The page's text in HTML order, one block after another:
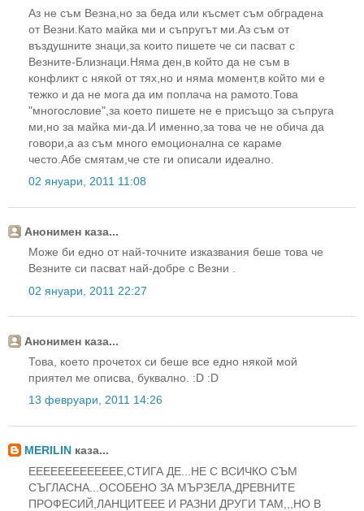
Аз не съм Везна,но за беда или късмет съм обградена
от Везни.Като майка ми и съпругът ми.Аз съм от
въздушните знаци,за които пишете че си пасват с
Везните-Близнаци.Няма ден,в който да не съм в
конфликт с някой от тях,но и няма момент,в който ми е
тежко и да не мога да им поплача на рамото.Това
"многословие",за което пишете не е присъщо за съпруга
ми,но за майка ми-да.И именно,за това че не обича да
говори,а аз съм много емоционална се караме
често.Абе смятам,че сте ги описали идеално.
02 януари, 2011 11:08
Анонимен каза...
Може би едно от най-точните изказвания беше това че
Везните си пасват най-добре с Везни .
02 януари, 2011 22:27
Анонимен каза...
Това, което прочетох си беше все едно някой мой
приятел ме описва, буквално. :D :D
13 февруари, 2011 14:26
MERILIN каза...
EEEEEEEEEEEEE,СТИГА ДЕ...НЕ С ВСИЧКО СЪМ
СЪГЛАСНА...ОСОБЕНО ЗА МЪРЗЕЛА,ДРЕВНИТЕ
ПРОФЕСИЙ,ЛАНЦИТЕЕЕ И РАЗНИ ДРУГИ ТАМ,,,НО В